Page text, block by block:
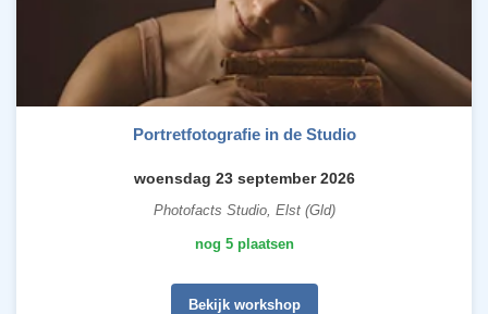
Portretfotografie in de Studio
woensdag 23 september 2026
Photofacts Studio, Elst (Gld)
nog 5 plaatsen
Bekijk workshop